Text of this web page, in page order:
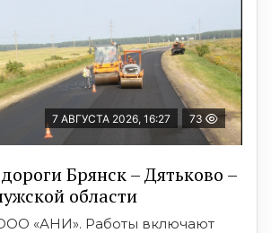
7 АВГУСТА 2026, 16:27 73
Брянск – Дятьково –
области
«АНИ». Работы включают